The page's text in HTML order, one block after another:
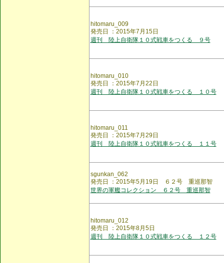
hitomaru_009
発売日 ：2015年7月15日
週刊 陸上自衛隊１０式戦車をつくる ９号
hitomaru_010
発売日 ：2015年7月22日
週刊 陸上自衛隊１０式戦車をつくる １０号
hitomaru_011
発売日 ：2015年7月29日
週刊 陸上自衛隊１０式戦車をつくる １１号
sgunkan_062
発売日 ：2015年5月19日 ６２号 重巡那智
世界の軍艦コレクション ６２号 重巡那智
hitomaru_012
発売日 ：2015年8月5日
週刊 陸上自衛隊１０式戦車をつくる １２号